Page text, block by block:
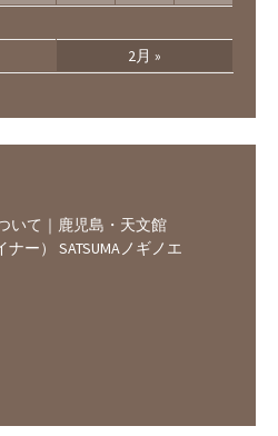
2月 »
いて｜鹿児島・天文館
ナー） SATSUMAノギノエ